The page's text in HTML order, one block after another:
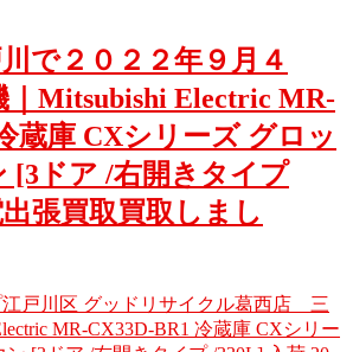
で２０２２年９月４
Mitsubishi Electric MR-
蔵庫 CXシリーズ グロッ
[3ドア /右開きタイプ
張買取買取しまし
江戸川区 グッドリサイクル葛西店 三
MR-CX33D-BR1 冷蔵庫 CXシリー